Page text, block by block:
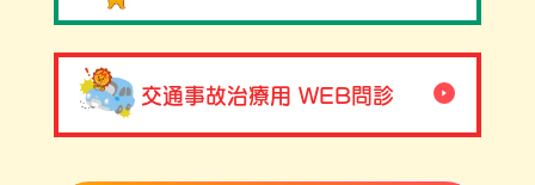
交通事故治療用 WEB問診